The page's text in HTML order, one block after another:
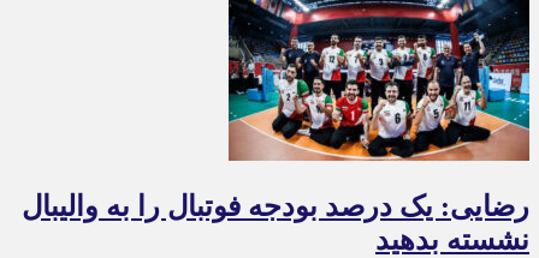
رضایی: یک درصد بودجه فوتبال را به والیبال
نشسته بدهید